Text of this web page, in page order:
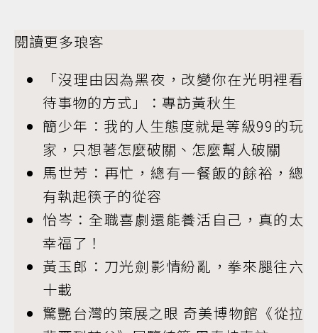
閱讀更多琅客
「沒理由因為黑夜，改變你在光明裡看
待事物的方式」：專訪黃秋生
簡少年：我的人生態度就是等級99的玩
家，只想著怎麼破關、怎麼幫人破關
馬世芳：再忙，總有一餐飯的餘裕，總
有執起筷子的從容
怡岑：全職喜劇還能養活自己，真的太
幸福了！
黃玉郎：刀光劍影情紛亂，拳來腿往六
十載
驚艷台灣的策展之眼 奇美博物館《從拉